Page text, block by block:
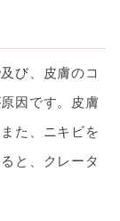
び、皮膚のコ
因です。皮膚
た、ニキビを
と、クレータ